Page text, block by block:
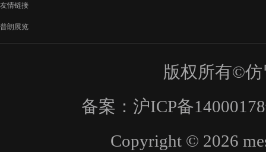
友情链接
普朗展览
版权所有©
备案： 沪ICP备
Copyright © 2026